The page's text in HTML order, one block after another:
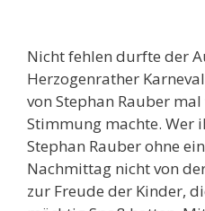
Nicht fehlen durfte der
Herzogenrather
von Stephan Rauber
Stimmung machte. Wer
Stephan Rauber ohne
Nachmittag nicht von
zur Freude der Kinder,